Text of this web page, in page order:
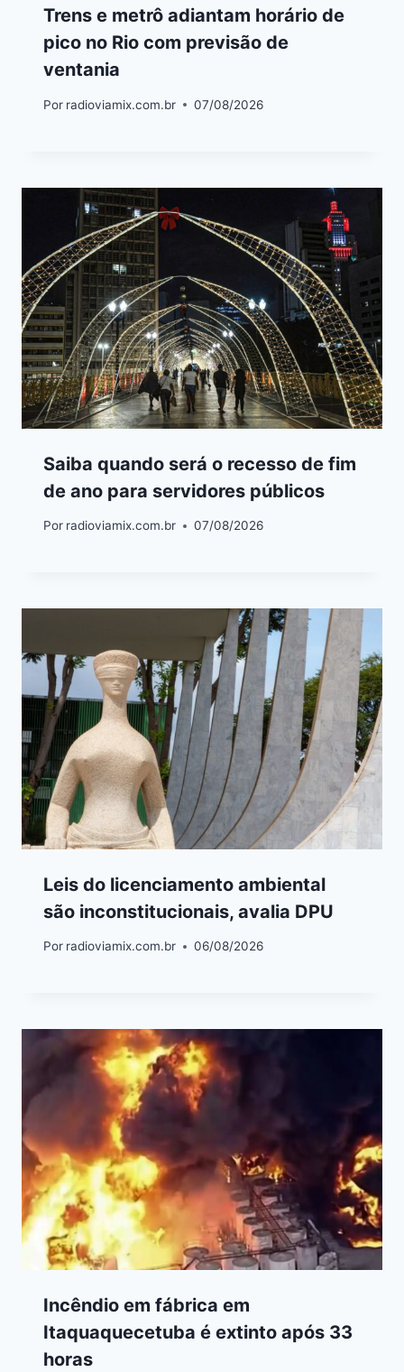
Trens e metrô adiantam horário de
pico no Rio com previsão de
ventania
Por radioviamix.com.br 07/08/2026
Saiba quando será o recesso de fim
de ano para servidores públicos
Por radioviamix.com.br 07/08/2026
Leis do licenciamento ambiental
são inconstitucionais, avalia DPU
Por radioviamix.com.br 06/08/2026
Incêndio em fábrica em
Itaquaquecetuba é extinto após 33
horas